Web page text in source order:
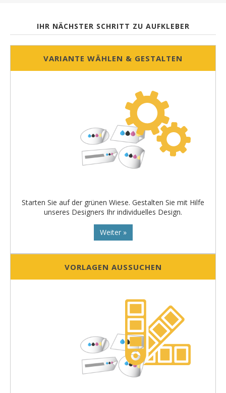
IHR NÄCHSTER SCHRITT ZU AUFKLEBER
VARIANTE WÄHLEN & GESTALTEN
Starten Sie auf der grünen Wiese. Gestalten Sie mit Hilfe
unseres Designers Ihr individuelles Design.
Weiter »
VORLAGEN AUSSUCHEN